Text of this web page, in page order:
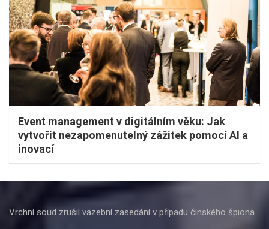
Event management v digitálním věku: Jak
vytvořit nezapomenutelný zážitek pomocí AI a
inovací
Vrchní soud zrušil vazební zasedání v případu čínského špiona